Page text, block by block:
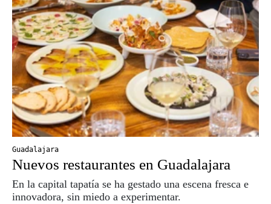
Guadalajara
Nuevos restaurantes en Guadalajara
En la capital tapatía se ha gestado una escena fresca e
innovadora, sin miedo a experimentar.